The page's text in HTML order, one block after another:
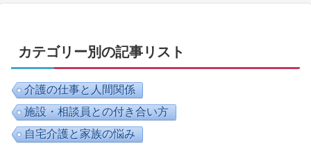
カテゴリー別の記事リスト
介護の仕事と人間関係
施設・相談員との付き合い方
自宅介護と家族の悩み